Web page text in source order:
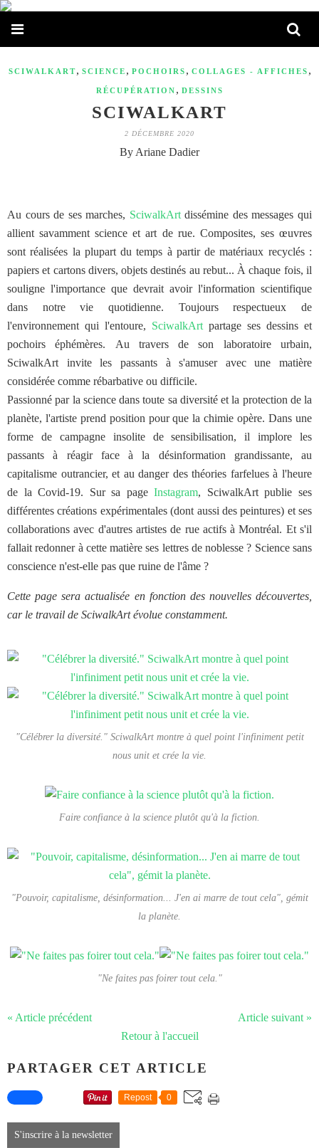
SCIWALKART, SCIENCE , POCHOIRS , COLLAGES - AFFICHES ,
RÉCUPÉRATION , DESSINS
SCIWALKART
2 DÉCEMBRE 2020
By Ariane Dadier
Au cours de ses marches, SciwalkArtdissémine des messages qui
allient savamment science et art de rue. Composites, ses œuvres
sont réalisées la plupart du temps à partir de matériaux recyclés :
papiers et cartons divers, objets destinés au rebut... À chaque fois, il
souligne l'importance que devrait avoir l'information scientifique
dans notre vie quotidienne. Toujours respectueux de
l'environnement qui l'entoure, SciwalkArt partage ses dessins et
pochoirs éphémères. Au travers de son laboratoire urbain,
SciwalkArt invite les passants à s'amuser avec une matière
considérée comme rébarbative ou difficile.
Passionné par la science dans toute sa diversité et la protection de la
planète, l'artiste prend position pour que la chimie opère. Dans une
forme de campagne insolite de sensibilisation, il implore les
passants à réagir face à la désinformation grandissante, au
capitalisme outrancier, et au danger des théories farfelues à l'heure
de la Covid-19. Sur sa pageInstagram, SciwalkArt publie ses
différentes créations expérimentales (dont aussi des peintures) et ses
collaborations avec d'autres artistes de rue actifs à Montréal. Et s'il
fallait redonner à cette matière ses lettres de noblesse ? Science sans
conscience n'est-elle pas que ruine de l'âme ?
Cette page sera actualisée en fonction des nouvelles découvertes,
car le travail de SciwalkArt évolue constamment.
"Célébrer la diversité." SciwalkArt montre à quel point l'infiniment petit
nous unit et crée la vie.
Faire confiance à la science plutôt qu'à la fiction.
"Pouvoir, capitalisme, désinformation... J'en ai marre de tout cela", gémit
la planète.
"Ne faites pas foirer tout cela."
« Article précédent
Article suivant »
Retour à l'accueil
PARTAGER CET ARTICLE
Repost 0
S'inscrire à la newsletter